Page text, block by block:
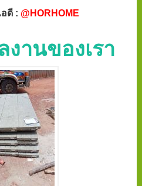
ดี : @HORHOME
งานของเรา